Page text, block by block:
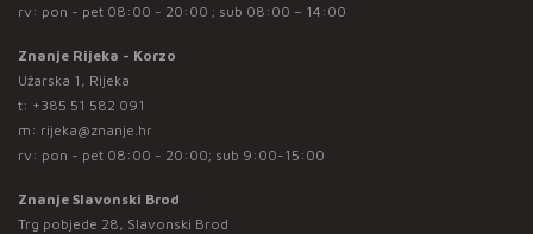
rv: pon - pet 08:00 - 20:00 ; sub 08:00 – 14:00
Znanje Rijeka - Korzo
Užarska 1, Rijeka
t: +385 51 582 091
m: rijeka@znanje.hr
rv: pon - pet 08:00 - 20:00; sub 9:00-15:00
Znanje Slavonski Brod
Trg pobjede 28, Slavonski Brod